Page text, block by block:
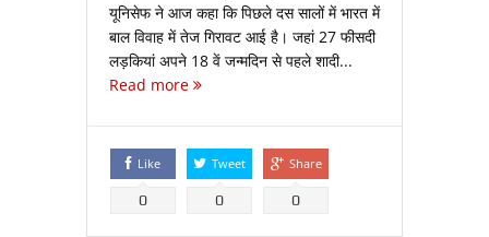
यूनिसेफ ने आज कहा कि पिछले दस सालों में भारत में
बाल विवाह में तेज गिरावट आई है। जहां 27 फीसदी
लड़कियां अपने 18 वें जन्मदिन से पहले शादी...
Read more
Like
0
Tweet
0
Share
0